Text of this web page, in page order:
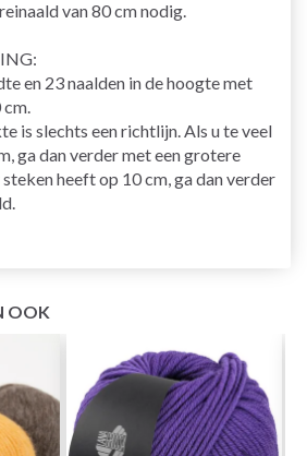
van 80 cm nodig.
en 23 naalden in de hoogte met
is slechts een richtlijn. Als u te veel
ga dan verder met een grotere
heeft op 10 cm, ga dan verder
OOK